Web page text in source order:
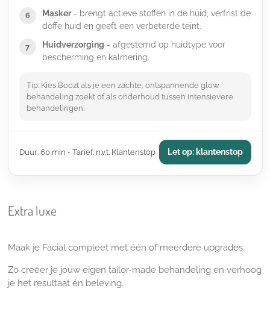
6 Masker- brengt actieve stoffen in de huid, verfrist de
doffe huid en geeft een verbeterde teint.
7 Huidverzorging - afgestemd op huidtype voor
bescherming en kalmering.
Tip: Kies Boozt als je een zachte, ontspannende glow
behandeling zoekt of als onderhoud tussen intensievere
behandelingen.
Duur: 60 min • Tarief: n.v.t. Klantenstop Let op: klantenstop
Extra luxe
Maak je Facial compleet met één of meerdere upgrades.
Zo creëer je jouw eigen tailor-made behandeling en verhoog
je het resultaat én beleving.